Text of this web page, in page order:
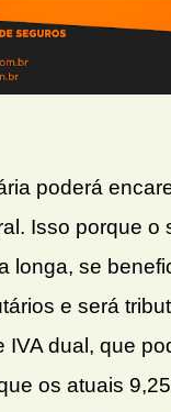
poderá
Isso porque o
longa, se
e será
IVA dual, que
os atuais